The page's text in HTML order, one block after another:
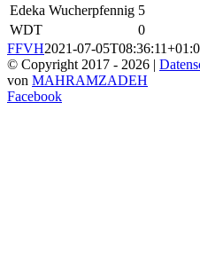
Edeka Wucherpfennig 5
WDT
0
FFVH2021-07-
© Copyright 2017 - 2026 |
von MAHRAMZADEH
Facebook